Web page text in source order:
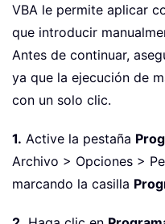
VBA le permite aplicar
que introducir
Antes de continuar,
ya que la ejecución de
con un solo clic.
1. Active la pestaña
Archivo > Opciones >
marcando la casilla